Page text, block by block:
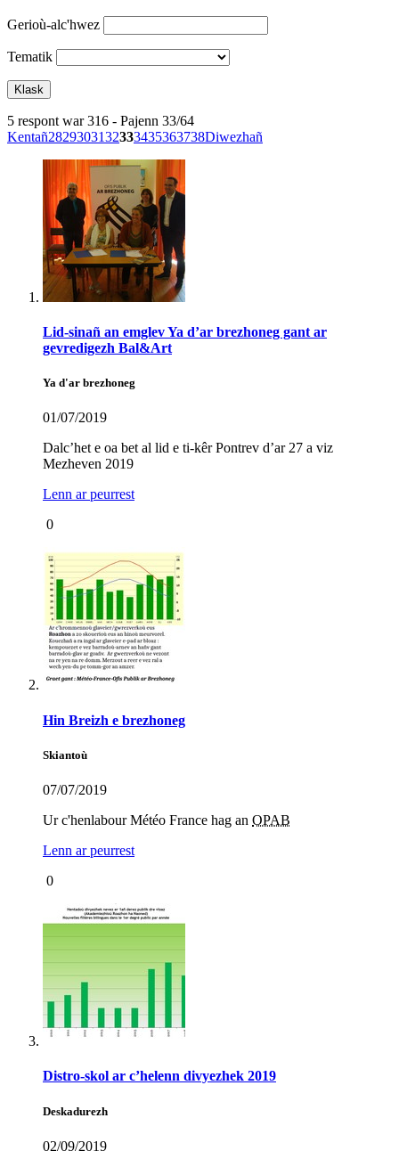
Gerioù-alc'hwez
Tematik
5 respont war 316 - Pajenn 33/64
Kentañ2829303132333435363738Diwezhañ
Lid-sinañ an emglev Ya d’ar brezhoneg gant ar
gevredigezh Bal&Art
Ya d'ar brezhoneg
01/07/2019
Dalc’het e oa bet al lid e ti-kêr Pontrev d’ar 27 a viz
Mezheven 2019
Lenn ar peurrest
0
Hin Breizh e brezhoneg
Skiantoù
07/07/2019
Ur c'henlabour Météo France hag an OPAB
Lenn ar peurrest
0
Distro-skol ar c’helenn divyezhek 2019
Deskadurezh
02/09/2019